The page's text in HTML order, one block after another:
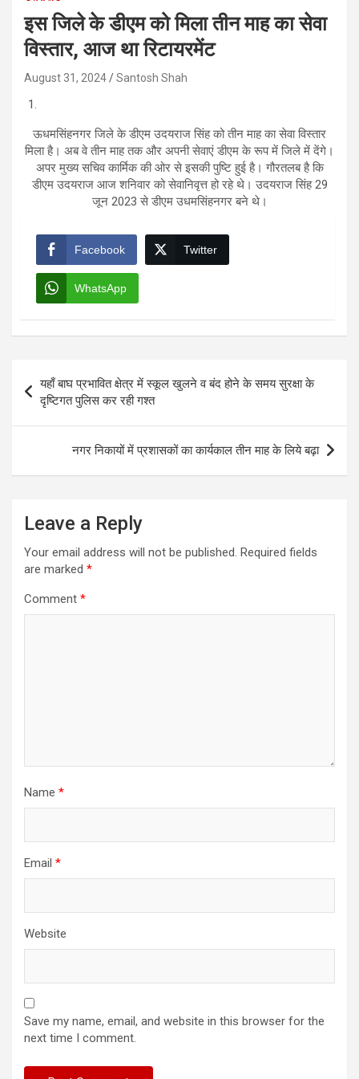
इस जिले के डीएम को मिला तीन माह का सेवा
विस्तार, आज था रिटायरमेंट
August 31, 2024 Santosh Shah
ऊधमसिंहनगर जिले के डीएम उदयराज सिंह को तीन माह का सेवा विस्तार
मिला है। अब वे तीन माह तक और अपनी सेवाएं डीएम के रूप में जिले में देंगे।
अपर मुख्य सचिव कार्मिक की ओर से इसकी पुष्टि हुई है। गौरतलब है कि
डीएम उदयराज आज शनिवार को सेवानिवृत्त हो रहे थे। उदयराज सिंह 29
जून 2023 से डीएम उधमसिंहनगर बने थे।
Facebook Twitter
WhatsApp
Post
navigation
यहाँ बाघ प्रभावित क्षेत्र में स्कूल खुलने व बंद होने के समय सुरक्षा के
दृष्टिगत पुलिस कर रही गश्त
नगर निकायों में प्रशासकों का कार्यकाल तीन माह के लिये बढ़ा
Leave a Reply
Your email address will not be published. Required fields
are marked *
Comment *
Name *
Email *
Website
Save my name, email, and website in this browser for the
next time I comment.